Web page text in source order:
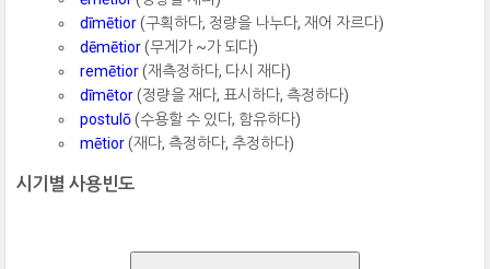
dīmētior(구획하다, 정량을 나누다, 재어 자르다)
dēmētior(무게가 ~가 되다)
remētior(재측정하다, 다시 재다)
dīmētor(정량을 재다, 표시하다, 측정하다)
postulō(수용할 수 있다, 함유하다)
mētior(재다, 측정하다, 추정하다)
시기별 사용빈도